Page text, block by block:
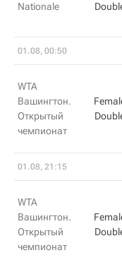
Nationale
01.08, 00:50
WTA
Вашингтон.
Открытый
чемпионат
01.08, 21:15
WTA
Вашингтон.
Открытый
чемпионат